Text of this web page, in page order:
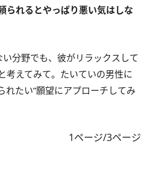
られるとやっぱり悪い気はしな
分野でも、彼がリラックスして
考えてみて。たいていの男性に
れたい”願望にアプローチしてみ
1ページ/3ページ